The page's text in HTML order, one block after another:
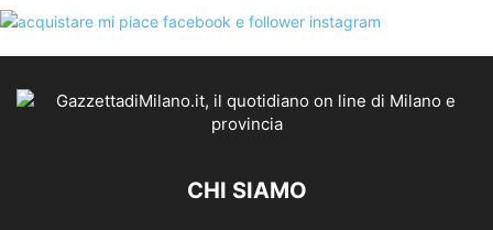
CHI SIAMO